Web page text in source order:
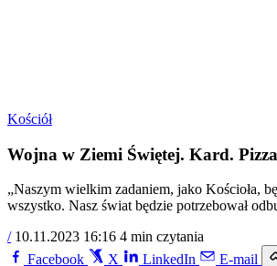
Kościół
Wojna w Ziemi Świętej. Kard.
„Naszym wielkim zadaniem, jako Kościoła,
wszystko. Nasz świat będzie potrzebował
/ 10.11.2023 16:16 4 min czytania
Facebook
X LinkedIn E-mail